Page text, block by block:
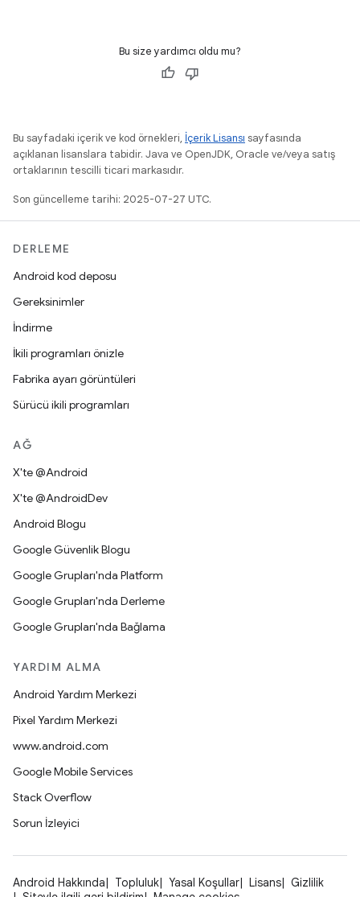
Bu size yardımcı oldu mu?
Bu sayfadaki içerik ve kod örnekleri, İçerik Lisansı sayfasında
açıklanan lisanslara tabidir. Java ve OpenJDK, Oracle ve/veya satış
ortaklarının tescilli ticari markasıdır.
Son güncelleme tarihi: 2025-07-27 UTC.
DERLEME
Android kod deposu
Gereksinimler
İndirme
İkili programları önizle
Fabrika ayarı görüntüleri
Sürücü ikili programları
AĞ
X'te @Android
X'te @AndroidDev
Android Blogu
Google Güvenlik Blogu
Google Grupları'nda Platform
Google Grupları'nda Derleme
Google Grupları'nda Bağlama
YARDIM ALMA
Android Yardım Merkezi
Pixel Yardım Merkezi
www.android.com
Google Mobile Services
Stack Overflow
Sorun İzleyici
Android Hakkında Topluluk Yasal Koşullar Lisans
Gizlilik